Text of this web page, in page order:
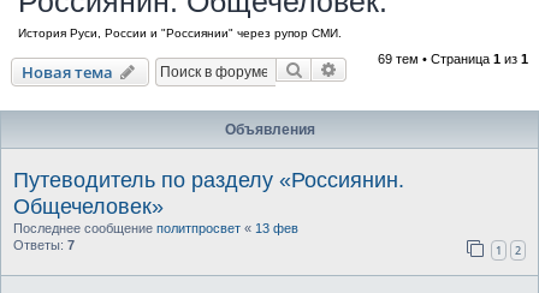
История Руси, России и "Россиянии" через рупор СМИ.
Новая тема Поиск Расширенный поиск
69 тем • Страница 1 из 1
Объявления
Путеводитель по разделу «Россиянин.
Общечеловек»
Последнее сообщение политпросвет « 13 фев
Ответы: 7 1 2